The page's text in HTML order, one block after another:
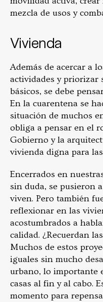
mezcla de usos y
Vivienda
Además de acercar a
actividades y priorizar
básicos, se debe
En la cuarentena se
situación de muchos
obliga a pensar en el
Gobierno y la
vivienda digna para
Encerrados en
sin duda, se pusieron
viven. Pero también
reflexionar en las
acostumbrados a
calidad. ¿Recuerdan
Muchos de estos
iguales sin mucho
urbano, lo importante
casas al fin y al cabo.
momento para